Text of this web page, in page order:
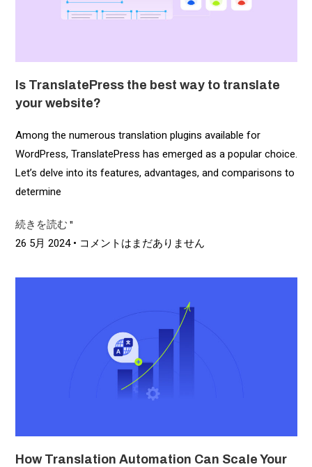
Is TranslatePress the best way to translate
your website?
Among the numerous translation plugins available for
WordPress, TranslatePress has emerged as a popular choice.
Let’s delve into its features, advantages, and comparisons to
determine
続きを読む "
26 5月 2024 コメントはまだありません
How Translation Automation Can Scale Your